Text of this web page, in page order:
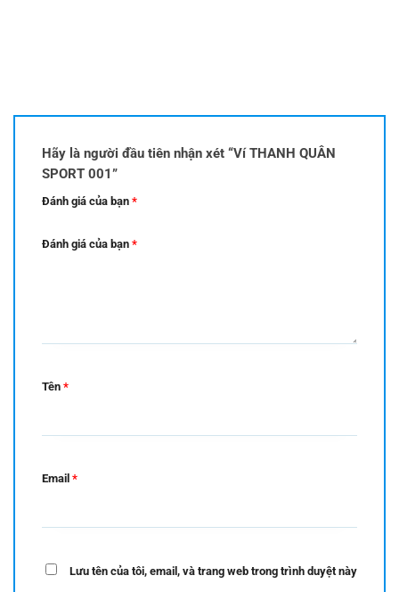
Hãy là người đầu tiên nhận xét “Ví THANH QUÂN
SPORT 001”
Đánh giá của bạn *
Đánh giá của bạn *
Tên *
Email *
Lưu tên của tôi, email, và trang web trong trình duyệt này